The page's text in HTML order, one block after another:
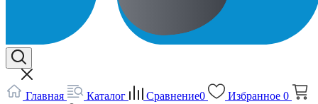
Главная Каталог Сравнение0 Избранное 0